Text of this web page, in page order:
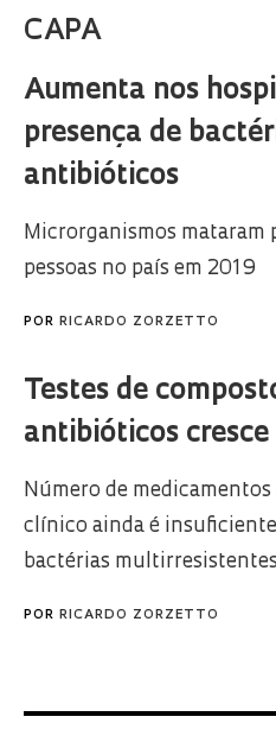
CAPA
Aumenta nos
presença de
antibióticos
Microrganismos mataram
pessoas no país em 2019
POR RICARDO ZORZETTO
Testes de
antibióticos
Número de
clínico ainda é
bactérias multirresistentes
POR RICARDO ZORZETTO